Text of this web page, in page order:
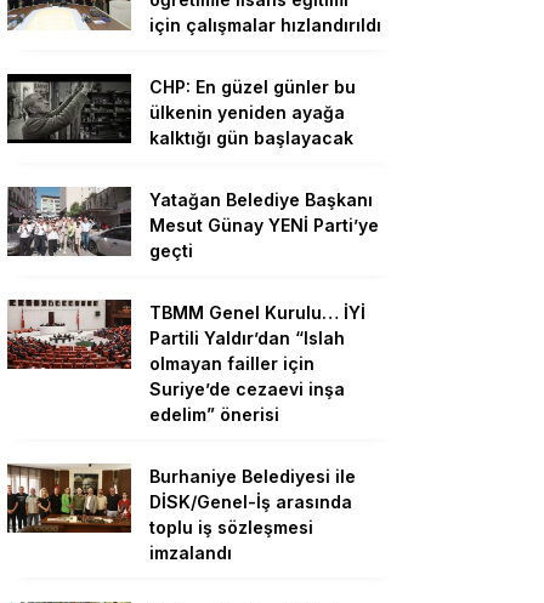
için çalışmalar hızlandırıldı
CHP: En güzel günler bu
ülkenin yeniden ayağa
kalktığı gün başlayacak
Yatağan Belediye Başkanı
Mesut Günay YENİ Parti’ye
geçti
TBMM Genel Kurulu… İYİ
Partili Yaldır’dan “Islah
olmayan failler için
Suriye’de cezaevi inşa
edelim” önerisi
Burhaniye Belediyesi ile
DİSK/Genel-İş arasında
toplu iş sözleşmesi
imzalandı